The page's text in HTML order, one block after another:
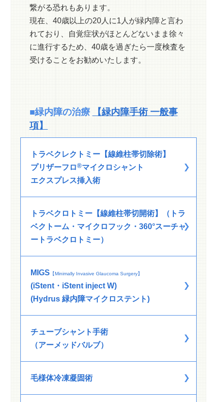
繋がる恐れもあります。
現在、40歳以上の20人に1人が緑内障と言わ
れており、自覚症状がほとんどないまま徐々
に進行するため、40歳を過ぎたら一度検査を
受けることをお勧めいたします。
■緑内障の治療
【緑内障手術 一般事
項】
トラベクレクトミー【線維柱帯切除術】
プリザーフロ®マイクロシャント
エクスプレス挿入術
トラベクロトミー【線維柱帯切開術】（トラ
ベクトーム・マイクロフック・360°スーチャ
ートラベクロトミー）
MIGS 【Minimally Invasive Glaucoma Surgery】
(iStent・iStent inject W)
(Hydrus 緑内障マイクロステント)
チューブシャント手術
（アーメッドバルブ）
毛様体冷凍凝固術